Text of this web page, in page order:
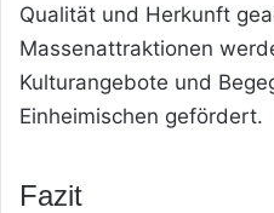
Qualität und Herkunft
Massenattraktionen
Kulturangebote und
Einheimischen gefördert.
Fazit